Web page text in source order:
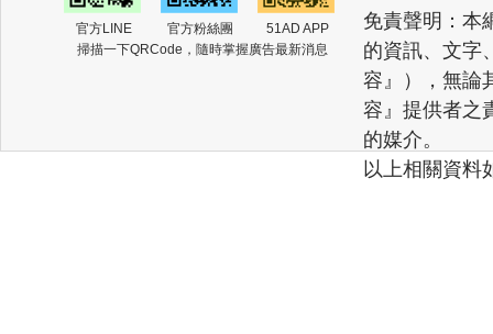
官方LINE 官方粉絲團
51AD APP
掃描一下QRCode，隨時掌握廣告最新消息
免責聲明：本
的資訊、文字
容』），無論
容』提供者之
的媒介。
以上相關資料